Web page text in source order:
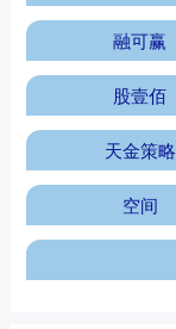
融可赢
股壹佰
天金策略
空间